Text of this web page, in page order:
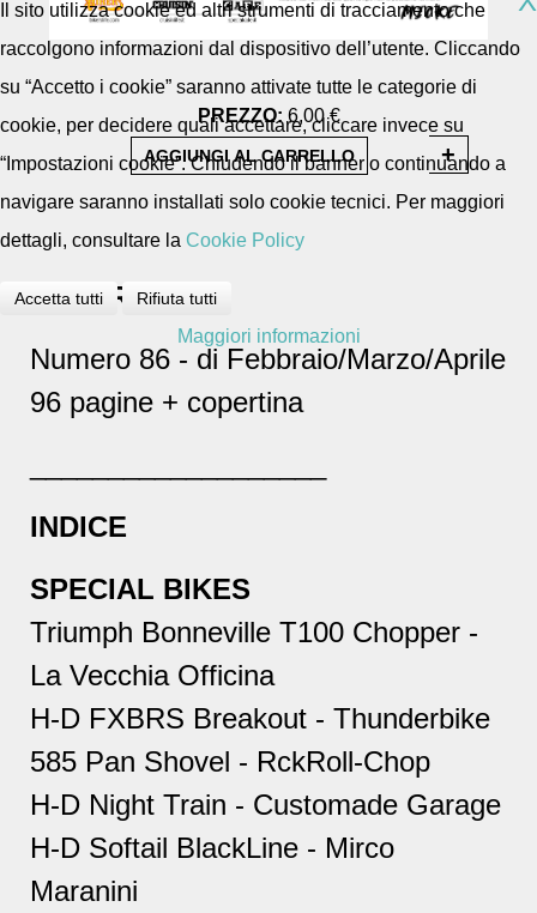
PREZZO: 6,00 €
DESCRIZIONE
Numero 86 - di Febbraio/Marzo/Aprile
96 pagine + copertina
INDICE
SPECIAL BIKES
Triumph Bonneville T100 Chopper -
La Vecchia Officina
H-D FXBRS Breakout - Thunderbike
585 Pan Shovel - RckRoll-Chop
H-D Night Train - Customade Garage
H-D Softail BlackLine - Mirco
Maranini
Il sito utilizza cookie ed altri strumenti di tracciamento che
raccolgono informazioni dal dispositivo dell’utente. Cliccando
su “Accetto i cookie” saranno attivate tutte le categorie di
cookie, per decidere quali accettare, cliccare invece su
“Impostazioni cookie”. Chiudendo il banner o continuando a
navigare saranno installati solo cookie tecnici. Per maggiori
dettagli, consultare la Cookie Policy
Accetta tutti Rifiuta tutti
Maggiori informazioni